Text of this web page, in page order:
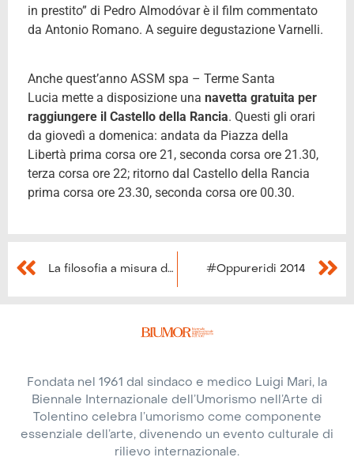
in prestito” di Pedro Almodóvar è il film commentato
da Antonio Romano. A seguire degustazione Varnelli.
Anche quest’anno ASSM spa – Terme Santa
Lucia mette a disposizione una navetta gratuita per
raggiungere il Castello della Rancia. Questi gli orari
da giovedì a domenica: andata da Piazza della
Libertà prima corsa ore 21, seconda corsa ore 21.30,
terza corsa ore 22; ritorno dal Castello della Rancia
prima corsa ore 23.30, seconda corsa ore 00.30.
La filosofia a misura di bambino – Laboratorio a #Oppureridi 2014 #Oppureridi 2014
Fondata nel 1961 dal sindaco e medico Luigi Mari, la
Biennale Internazionale dell’Umorismo nell’Arte di
Tolentino celebra l’umorismo come componente
essenziale dell’arte, divenendo un evento culturale di
rilievo internazionale.